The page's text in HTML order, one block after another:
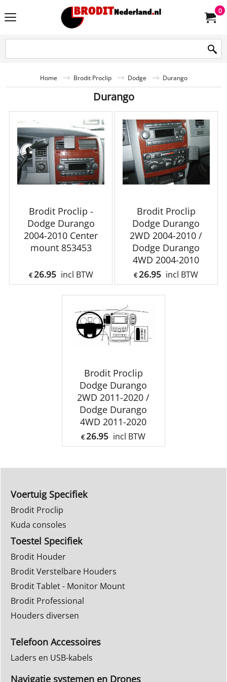
0
Home Brodit Proclip Dodge Durango
Durango
Brodit Proclip -
Dodge Durango
2004-2010 Center
mount 853453
€ 26.95 incl BTW
Brodit Proclip
Dodge Durango
2WD 2004-2010 /
Dodge Durango
4WD 2004-2010
€ 26.95 incl BTW
Brodit Proclip
Dodge Durango
2WD 2011-2020 /
Dodge Durango
4WD 2011-2020
€ 26.95 incl BTW
Voertuig Specifiek
Brodit Proclip
Kuda consoles
Toestel Specifiek
Brodit Houder
Brodit Verstelbare Houders
Brodit Tablet - Monitor Mount
Brodit Professional
Houders diversen
Telefoon Accessoires
Laders en USB-kabels
Navigatie systemen en Drones